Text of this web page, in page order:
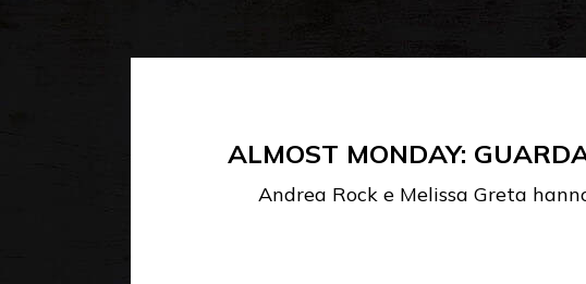
ALMOST MONDAY:
Andrea Rock e Melissa Greta